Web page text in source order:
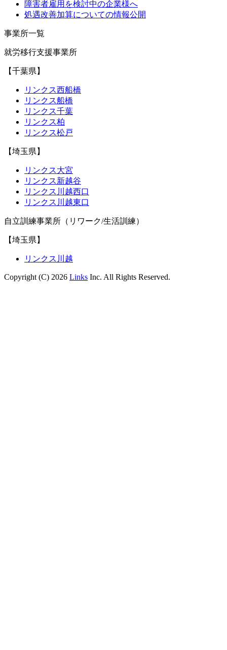
障害者雇用を検討中の企業様へ
処遇改善加算についての情報公開
事業所一覧
就労移行支援事業所
【千葉県】
リンクス西船橋
リンクス船橋
リンクス千葉
リンクス柏
リンクス松戸
【埼玉県】
リンクス大宮
リンクス新越谷
リンクス川越西口
リンクス川越東口
自立訓練事業所（リワーク/生活訓練）
【埼玉県】
リンクス川越
Copyright (C) 2026 Links Inc. All Rights Reserved.